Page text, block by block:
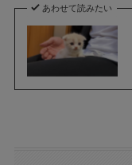
あわせて読みたい